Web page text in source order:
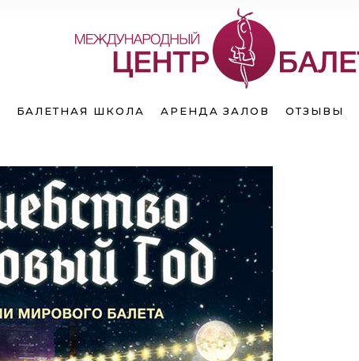
БАЛЕТНАЯ ШКОЛА
Расписание
Запись в группу
Стоимость
Расписание
Запись в группу
АРЕНДА ЗАЛОВ ОТЗЫВЫ
Запись в группу
Расписание
Запись в группу